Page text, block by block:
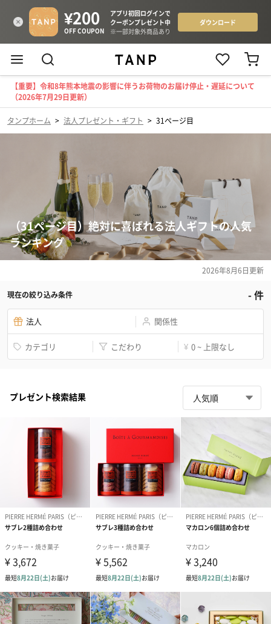
【重要】令和8年熊本地震の影響に伴うお荷物のお届け停止・遅延について
（2026年7月29日更新）
タンプホーム > 法人プレゼント・ギフト > 31ページ目
（31ページ目）絶対に喜ばれる法人ギフトの人気
ランキング
2026年8月6日更新
現在の絞り込み条件 -件
法人 関係性
カテゴリ こだわり ¥ 0 ~ 上限なし
プレゼント検索結果